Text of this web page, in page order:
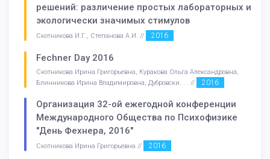
решений: различение простых лабораторных и
экологически значимых стимулов
Скотникова И.Г., Степанова А.И. // 2016
Fechner Day 2016
Скотникова Ирина Григорьевна, Куракова Ольга Александровна,
Блинникова Ирина Владимировна, Дубровски. . . //
2016
Организация 32-ой ежегодной конференции
Международного Общества по Психофизике
"День Фехнера, 2016"
Скотникова Ирина Григорьевна // 2016